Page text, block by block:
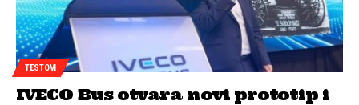
TESTOVI
IVECO Bus otvara novi prototip i